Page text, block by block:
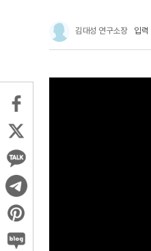
김대성 연구소장 입력